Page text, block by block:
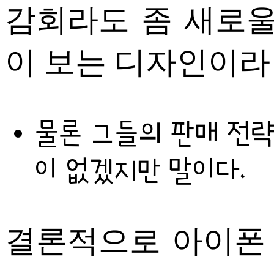
감회라도 좀 새로
이 보는 디자인이
물론 그들의 판매 전
이 없겠지만 말이다.
결론적으로 아이